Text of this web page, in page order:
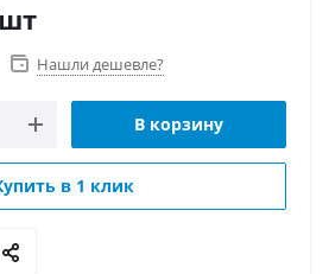
Нашли дешевле?
В корзину
в 1 клик